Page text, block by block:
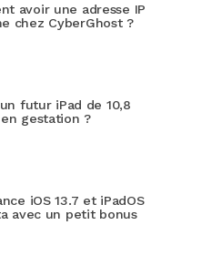
avoir une adresse IP
chez CyberGhost ?
futur iPad de 10,8
gestation ?
iOS 13.7 et iPadOS
avec un petit bonus